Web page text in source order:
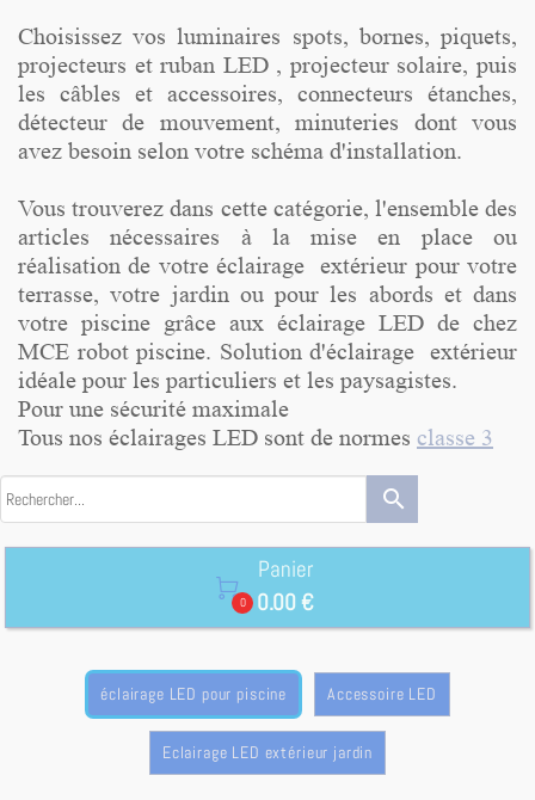
Choisissez vos luminaires spots, bornes, piquets,
projecteurs et ruban LED , projecteur solaire, puis
les câbles et accessoires, connecteurs étanches,
détecteur de mouvement, minuteries dont vous
avez besoin selon votre schéma d'installation.
Vous trouverez dans cette catégorie, l'ensemble des
articles nécessaires à la mise en place ou
réalisation de votre éclairage extérieur pour votre
terrasse, votre jardin ou pour les abords et dans
votre piscine grâce aux éclairage LED de chez
MCE robot piscine. Solution d'éclairage extérieur
idéale pour les particuliers et les paysagistes.
Pour une sécurité maximale
Tous nos éclairages LED sont de normes classe 3
search

0
Panier
0.00 €
éclairage LED pour piscine Accessoire LED
Eclairage LED extérieur jardin